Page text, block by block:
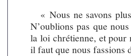
« Nous ne savons
N’oublions pas que
la loi chrétienne, et pour
il faut que nous fassions